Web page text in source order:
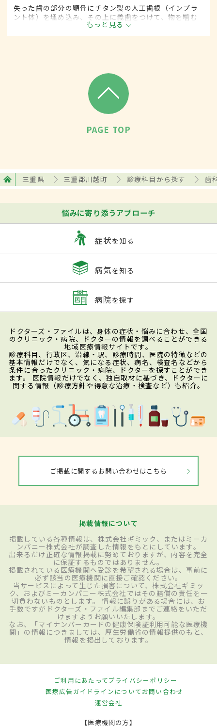
失った歯の部分の顎骨にチタン製の人工歯根（インプラ
ント体）を埋め込み、その上に義歯をつけて、物を噛む
機能や見た目を回復させる方法。1本の歯がなくなった場
合から全部の歯がなくなった場合まで適用できる。
もっと見る
PAGE TOP
三重県 三重郡川越町 診療科目から探す 歯
悩みに寄り添うアプローチ
症状を知る
病気を知る
病院を探す
ドクターズ・ファイルは、身体の症状・悩みに合わせ、全国
のクリニック・病院、ドクターの情報を調べることができる
地域医療情報サイトです。
診療科目、行政区、沿線・駅、診療時間、医院の特徴などの
基本情報だけでなく、気になる症状、病名、検査名などから
条件に合ったクリニック・病院、ドクターを探すことができ
ます。 医院情報だけでなく、独自取材に基づき、ドクターに
関する情報（診療方針や得意な治療・検査など）も紹介。
ご掲載に関するお問い合わせはこちら
掲載情報について
掲載している各種情報は、株式会社ギミック、またはミーカ
ンパニー株式会社が調査した情報をもとにしています。
出来るだけ正確な情報掲載に努めておりますが、内容を完全
に保証するものではありません。
掲載されている医療機関へ受診を希望される場合は、事前に
必ず該当の医療機関に直接ご確認ください。
当サービスによって生じた損害について、株式会社ギミッ
ク、およびミーカンパニー株式会社ではその賠償の責任を一
切負わないものとします。 情報に誤りがある場合には、お
手数ですがドクターズ・ファイル編集部までご連絡をいただ
けますようお願いいたします。
なお、「マイナンバーカードの健康保険証利用可能な医療機
関」の情報につきましては、厚生労働省の情報提供のもと、
情報を掲出しております。
ご利用にあたってプライバシーポリシー
医療広告ガイドラインについてお問い合わせ
運営会社
【医療機関の方】